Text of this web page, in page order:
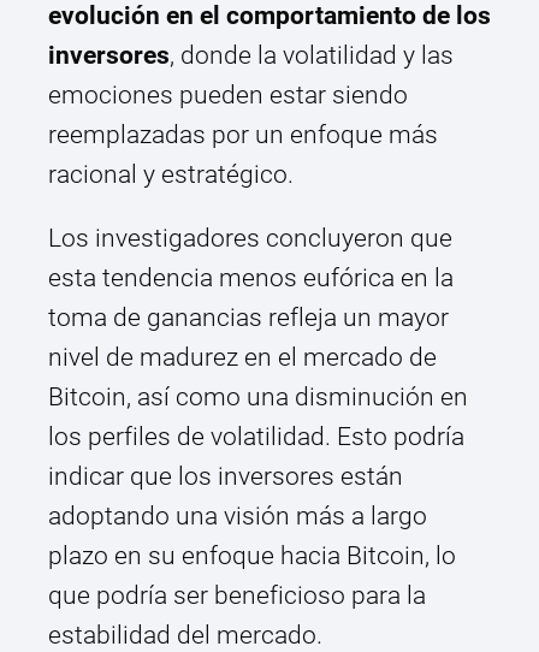
evolución en el comportamiento de los
inversores, donde la volatilidad y las
emociones pueden estar siendo
reemplazadas por un enfoque más
racional y estratégico.
Los investigadores concluyeron que
esta tendencia menos eufórica en la
toma de ganancias refleja un mayor
nivel de madurez en el mercado de
Bitcoin, así como una disminución en
los perfiles de volatilidad. Esto podría
indicar que los inversores están
adoptando una visión más a largo
plazo en su enfoque hacia Bitcoin, lo
que podría ser beneficioso para la
estabilidad del mercado.